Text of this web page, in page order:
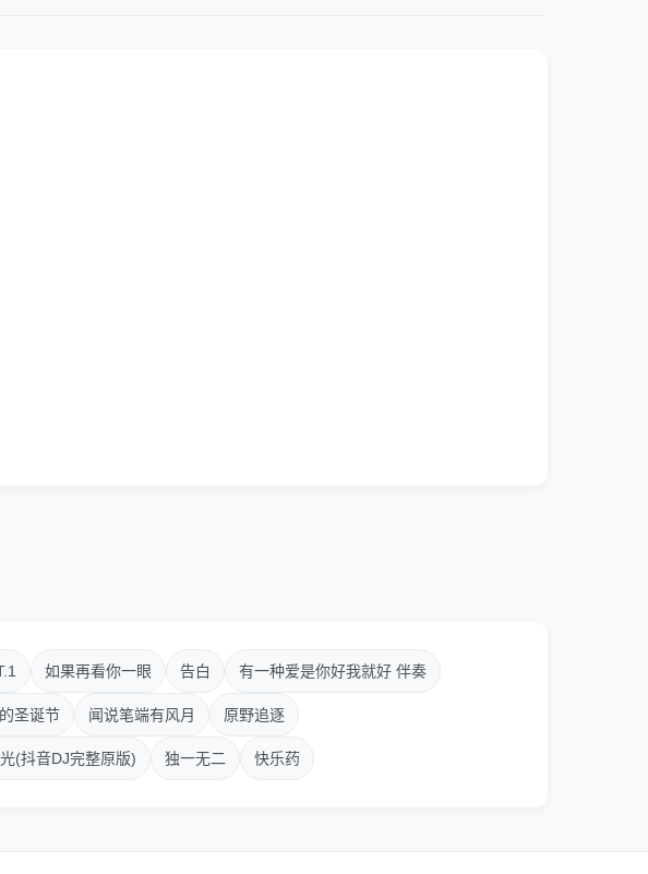
如果再看你一眼 告白 有一种爱是你好我就好 伴奏
圣诞节 闻说笔端有风月 原野追逐
(抖音DJ完整原版) 独一无二 快乐药